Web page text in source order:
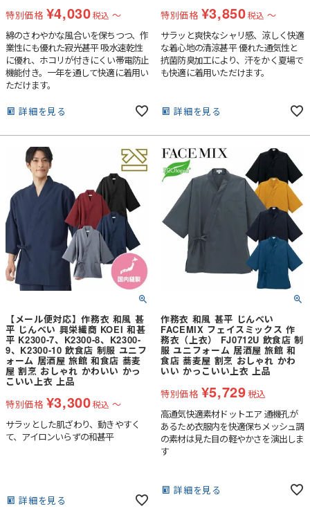
特別価格 ¥4,030税込 〜
綿のさわやかな風合いを保ちつつ、作
業性にも優れた寂光甚平 吸水速乾性
に優れ、ホコリが付きにくい帯電防止
機能付き。一年を通して快適に着用い
ただけます。
詳細を見る
特別価格 ¥3,850税込 〜
サラッと爽快なシャリ感、涼しく快適
な着心地の清涼甚平 優れた通気性と
抗菌防臭加工により、汗をかく夏場で
も快適に着用いただけます。
詳細を見る
【メール便対応】作務衣 和風 甚
平 じんべい 興栄繊商 KOEI 和甚
平 K2300-7、K2300-8、K2300-
9、K2300-10 飲食店 制服 ユニフ
ォーム 居酒屋 旅館 和食店 蕎麦
屋 割烹 おしゃれ かわいい かっ
こいい上衣 上品
特別価格 ¥3,300税込 〜
サラッとした肌ざわり、動きやすく
て、アイロンいらずの和甚平
詳細を見る
作務衣 和風 甚平 じんべい
FACEMIX フェイスミックス 作
務衣（上衣） FJ0712U 飲食店 制
服 ユニフォーム 居酒屋 旅館 和
食店 蕎麦屋 割烹 おしゃれ かわ
いい かっこいい上衣 上品
特別価格 ¥5,729税込
高通気快適素材ドットエア 通機孔が
あるため衣服内を快適保ちメッシュ調
の素材は見た目の軽やかさを演出しま
す
詳細を見る